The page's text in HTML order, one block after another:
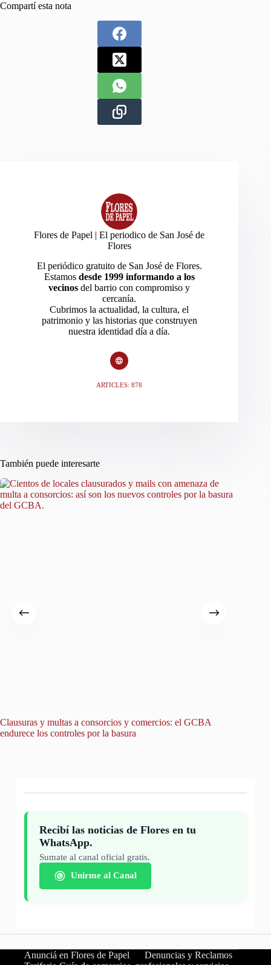
Compartí esta nota
Flores de Papel | El periodico de San José de
Flores
El periódico gratuito de San José de Flores.
Estamos desde 1999 informando a los
vecinos del barrio con compromiso y
cercanía.
Cubrimos la actualidad, la cultura, el
patrimonio y las historias que construyen
nuestra identidad día a día.
ARTICLES: 878
También puede interesarte
Clausuras y multas a consorcios y comercios: el GCBA
endurece los controles por la basura
Recibí las noticias de Flores en tu
WhatsApp.
Sumate al canal oficial gratis.
Unirme al Canal
Anunciá en Flores de Papel
Denuncias y Reclamos